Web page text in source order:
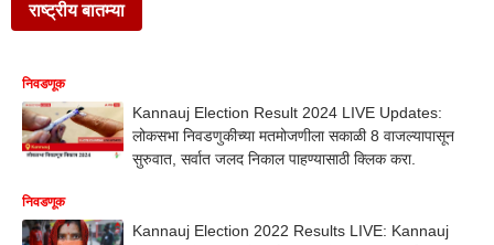
राष्ट्रीय बातम्या
निवडणूक
Kannauj Election Result 2024 LIVE Updates:
लोकसभा निवडणुकीच्या मतमोजणीला सकाळी 8 वाजल्यापासून
सुरुवात, सर्वात जलद निकाल पाहण्यासाठी क्लिक करा.
निवडणूक
Kannauj Election 2022 Results LIVE: Kannauj